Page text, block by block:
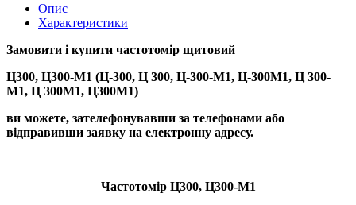
Опис
Характеристики
Замовити і купити частотомір щитовий
Ц300, Ц300-М1 (Ц-300, Ц 300, Ц-300-М1, Ц-300М1, Ц 300-
М1, Ц 300М1, Ц300М1)
ви можете, зателефонувавши за телефонами або
відправивши заявку на електронну адресу.
Частотомір Ц300, Ц300-М1